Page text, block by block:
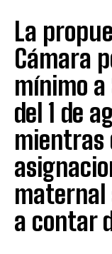
La
Cámara
mínimo
del 1 de
mientras
maternal
a contar